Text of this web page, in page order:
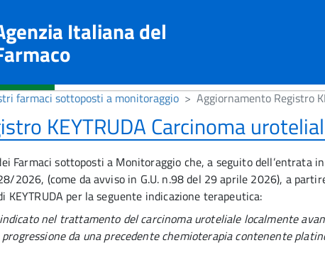
Italiana del
farmaci sottoposti a monitoraggio Aggiornamento Registro
KEYTRUDA Carcinoma
Farmaci sottoposti a Monitoraggio che, a seguito dell’entrata in
2026, (come da avviso in G.U. n.98 del 29 aprile 2026), a
per la seguente indicazione terapeutica:
nel trattamento del carcinoma uroteliale localmente
da una precedente chemioterapia contenente